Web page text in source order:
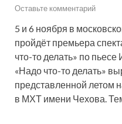
Оставьте комментарий
5 и 6 ноября в
пройдёт премьера
что-то делать» по
«Надо что-то делать»
представленной летом
в МХТ имени Чехова.